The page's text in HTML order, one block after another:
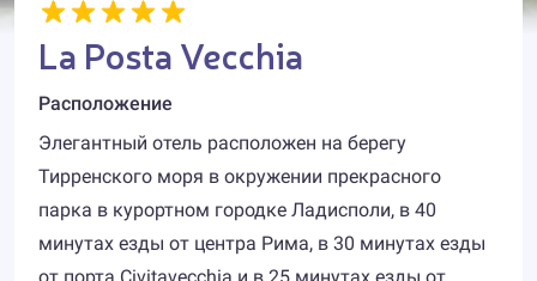
La Posta Vecchia
Расположение
Элегантный отель расположен на берегу
Тирренского моря в окружении прекрасного
парка в курортном городке Ладисполи, в 40
минутах езды от центра Рима, в 30 минутах езды